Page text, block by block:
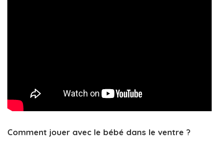
Comment jouer avec le bébé dans le ventre ?